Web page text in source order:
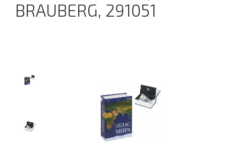
BRAUBERG, 291051